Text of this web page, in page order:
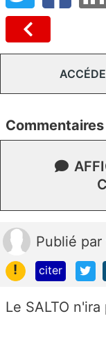
Publié par
!
citer
Le SALTO